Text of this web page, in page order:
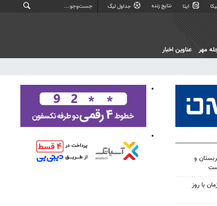
ایتا نتایج زنده جداول لیگ
مهر عناوین اخبار
و
با روز